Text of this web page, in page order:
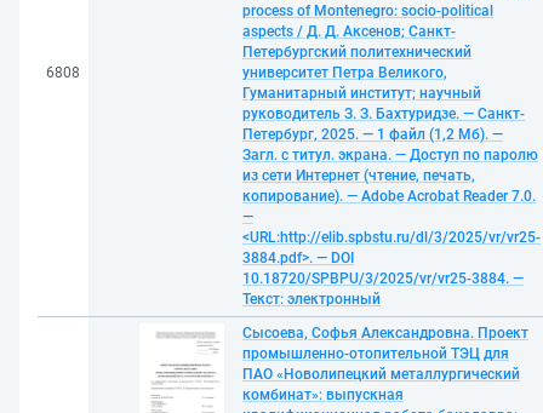
6808
process of Montenegro: socio-political
aspects / Д. Д. Аксенов; Санкт-
Петербургский политехнический
университет Петра Великого,
Гуманитарный институт; научный
руководитель З. З. Бахтуридзе. — Санкт-
Петербург, 2025. — 1 файл (1,2 Мб). —
Загл. с титул. экрана. — Доступ по паролю
из сети Интернет (чтение, печать,
копирование). — Adobe Acrobat Reader 7.0.
—
<URL:http://elib.spbstu.ru/dl/3/2025/vr/vr25-
3884.pdf>. — DOI
10.18720/SPBPU/3/2025/vr/vr25-3884. —
Текст: электронный
Сысоева, Софья Александровна. Проект
промышленно-отопительной ТЭЦ для
ПАО «Новолипецкий металлургический
комбинат»: выпускная